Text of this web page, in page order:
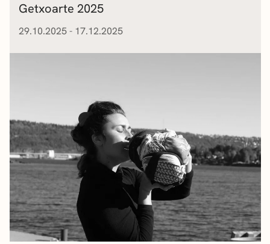
Getxoarte 2025
29.10.2025 - 17.12.2025